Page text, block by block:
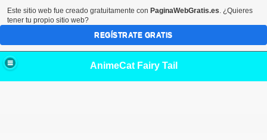
AnimeCat Fairy Tail
Este sitio web fue creado gratuitamente con PaginaWebGratis.es. ¿Quieres
tener tu propio sitio web?
REGÍSTRATE GRATIS